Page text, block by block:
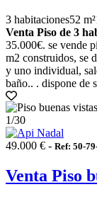
3 habitaciones52 m²
Venta Piso de 3
35.000€. se vende
m2 construidos, se
y uno individual,
baño.. . dispone de
1/30
49.000 € - Ref: 50-
Venta Piso